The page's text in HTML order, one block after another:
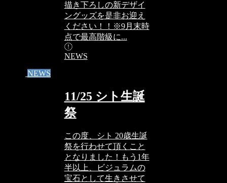
描き下ろしの新デザイ
ングッズを是非お迎え
ください！！※9月末時
点で最高階級に...
NEWS
NEWS
11/25 シト生誕
祭
この度、シト 20歳生誕
祭を行わせて頂くこと
となりました！もう1年
半以上、ビジュラムの
宝石として生きさせて